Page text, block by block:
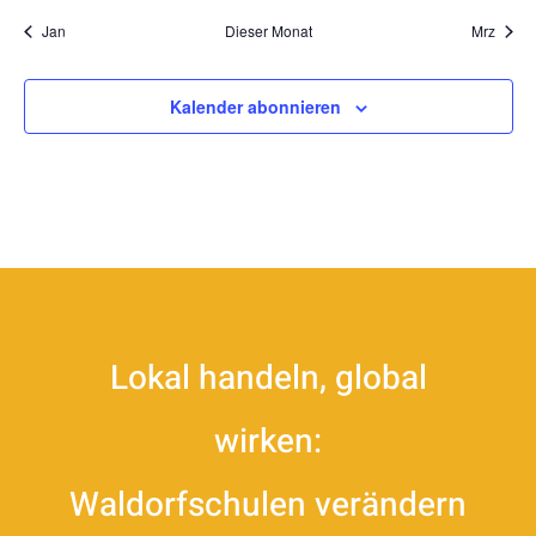
Jan Dieser Monat Mrz
Kalender abonnieren
Lokal handeln, global
wirken:
Waldorfschulen verändern